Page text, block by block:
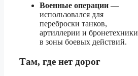
Военные операции —
использовался для
переброски танков,
артиллерии и бронетехники
в зоны боевых действий.
Там, где нет дорог